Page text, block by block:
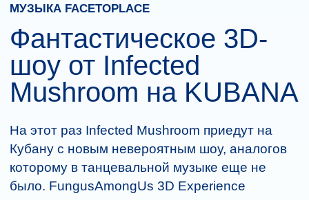
МУЗЫКА FACETOPLACE
Фантастическое 3D-
шоу от Infected
Mushroom на KUBANA
На этот раз Infected Mushroom приедут на
Кубану с новым невероятным шоу, аналогов
которому в танцевальной музыке еще не
было. FungusAmongUs 3D Experience